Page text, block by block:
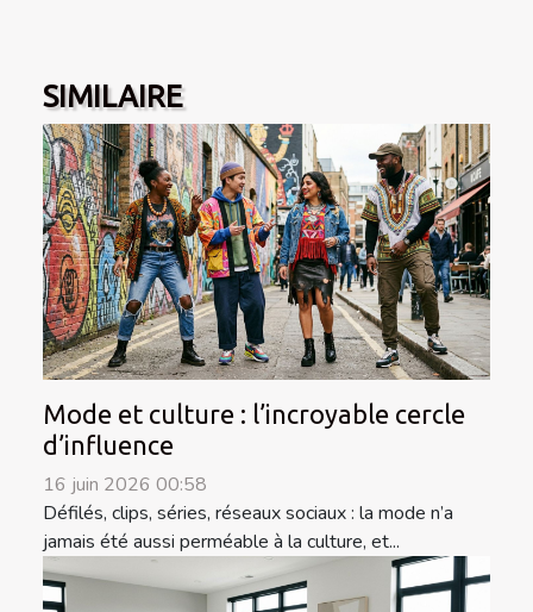
SIMILAIRE
Mode et culture : l’incroyable cercle
d’influence
16 juin 2026 00:58
Défilés, clips, séries, réseaux sociaux : la mode n’a
jamais été aussi perméable à la culture, et...